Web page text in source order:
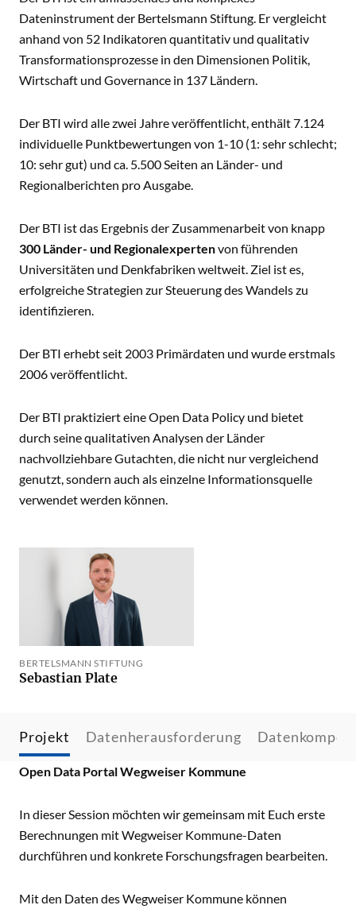
Dateninstrument der Bertelsmann Stiftung. Er vergleicht
anhand von 52 Indikatoren quantitativ und qualitativ
Transformationsprozesse in den Dimensionen Politik,
Wirtschaft und Governance in 137 Ländern.
Der BTI wird alle zwei Jahre veröffentlicht, enthält 7.124
individuelle Punktbewertungen von 1-10 (1: sehr schlecht;
10: sehr gut) und ca. 5.500 Seiten an Länder- und
Regionalberichten pro Ausgabe.
Der BTI ist das Ergebnis der Zusammenarbeit von knapp
300 Länder- und Regionalexpertenvon führenden
Universitäten und Denkfabriken weltweit. Ziel ist es,
erfolgreiche Strategien zur Steuerung des Wandels zu
identifizieren.
Der BTI erhebt seit 2003 Primärdaten und wurde erstmals
2006 veröffentlicht.
Der BTI praktiziert eine Open Data Policy und bietet
durch seine qualitativen Analysen der Länder
nachvollziehbare Gutachten, die nicht nur vergleichend
genutzt, sondern auch als einzelne Informationsquelle
verwendet werden können.
BERTELSMANN STIFTUNG
Sebastian Plate
Projekt Datenherausforderung
Open Data Portal Wegweiser Kommune
In dieser Session möchten wir gemeinsam mit Euch erste
Berechnungen mit Wegweiser Kommune-Daten
durchführen und konkrete Forschungsfragen bearbeiten.
Mit den Daten des Wegweiser Kommune können